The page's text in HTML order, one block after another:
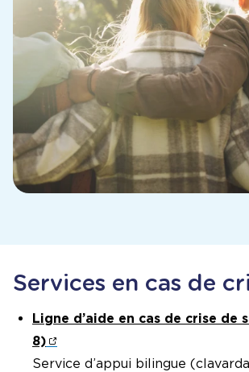
Services en cas de
Ligne d’aide en cas de crise de
8)
Service d’appui bilingue